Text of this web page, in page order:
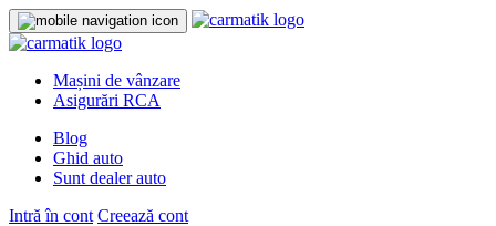
Mașini de vânzare
Asigurări RCA
Blog
Ghid auto
Sunt dealer auto
Intră în cont Creează cont